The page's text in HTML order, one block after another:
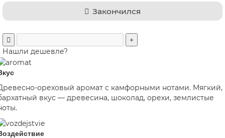
Закончился
Нашли дешевле?
ореховый аромат с камфорными нотами. Мягкий,
вкус — древесина, шоколад, орехи, землистые